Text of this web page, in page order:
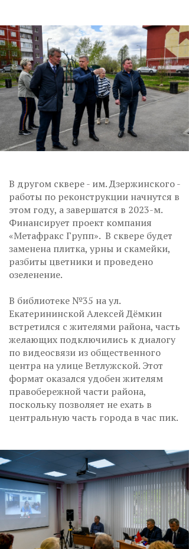
В другом сквере - им. Дзержинского -
работы по реконструкции начнутся в
этом году, а завершатся в 2023-м.
Финансирует проект компания
«Метафракс Групп». В сквере будет
заменена плитка, урны и скамейки,
разбиты цветники и проведено
озеленение.
В библиотеке №35 на ул.
Екатерининской Алексей Дёмкин
встретился с жителями района, часть
желающих подключились к диалогу
по видеосвязи из общественного
центра на улице Ветлужской. Этот
формат оказался удобен жителям
правобережной части района,
поскольку позволяет не ехать в
центральную часть города в час пик.